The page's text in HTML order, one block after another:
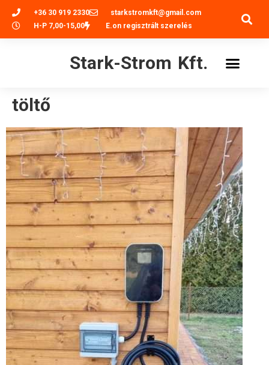
+36 30 919 2330
starkstromkft@gmail.com
H-P 7,00-15,00
E.on regisztrált szerelés
Stark-Strom Kft.
töltő